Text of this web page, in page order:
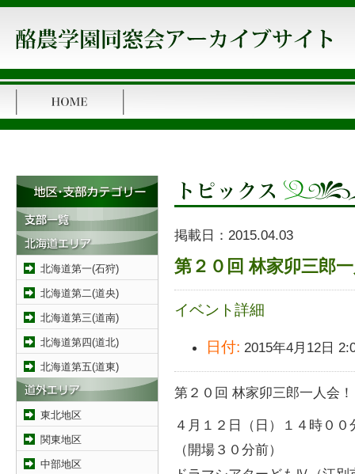
北海道第一(石狩)
北海道第二(道央)
北海道第三(道南)
北海道第四(道北)
北海道第五(道東)
東北地区
関東地区
中部地区
掲載日： 2015.04.03
第２０回 林家卯三郎
イベント詳細
日付: 2015年4月12日
第２０回 林家卯三郎一人会！
４月１２日（日）１４時００
（開場３０分前）